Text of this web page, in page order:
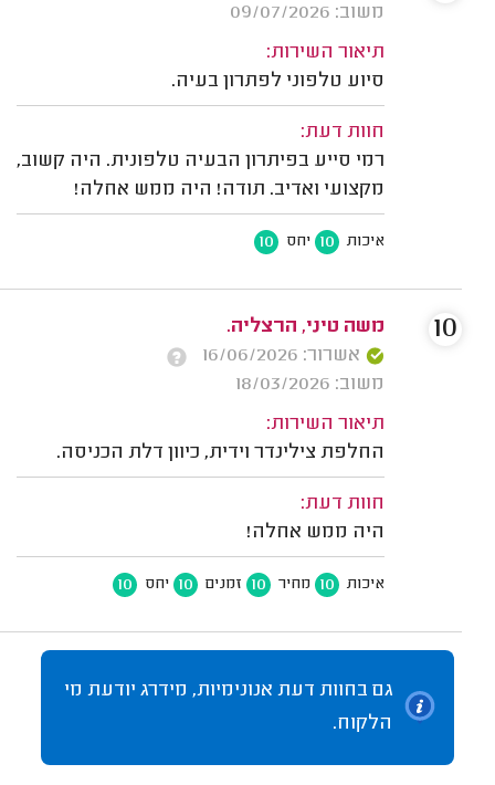
משוב: 09/07/2026
תיאור השירות:
סיוע טלפוני לפתרון בעיה.
חוות דעת:
רמי סייע בפיתרון הבעיה טלפונית. היה קשוב,
מקצועי ואדיב. תודה! היה ממש אחלה!
איכות 10 יחס 10
משה טיני, הרצליה.
אשרור: 16/06/2026
משוב: 18/03/2026
תיאור השירות:
החלפת צילינדר וידית, כיוון דלת הכניסה.
חוות דעת:
היה ממש אחלה!
איכות 10 מחיר 10 זמנים 10 יחס 10
10
גם בחוות דעת אנונימיות, מידרג יודעת מי
הלקוח.